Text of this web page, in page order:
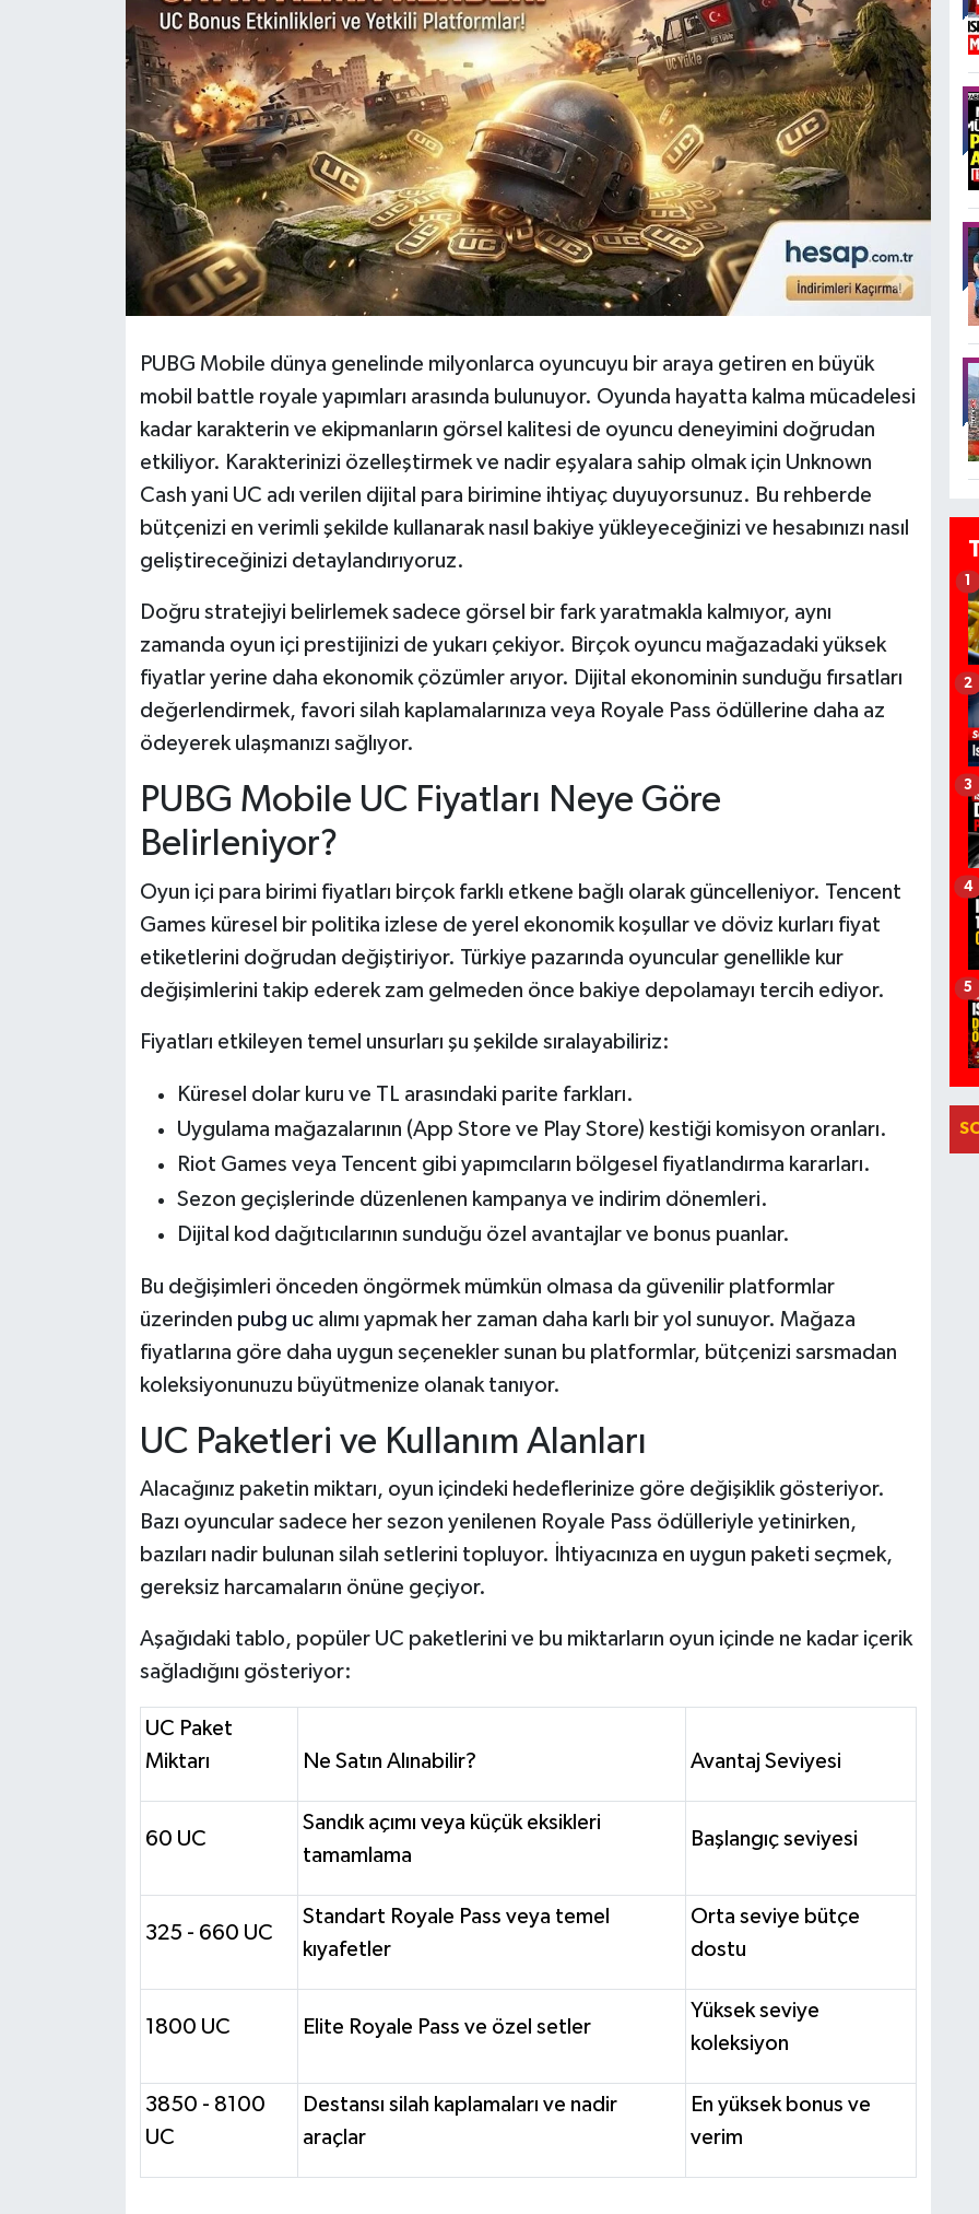
PUBG Mobile dünya genelinde milyonlarca oyuncuyu bir araya getiren en büyük
mobil battle royale yapımları arasında bulunuyor. Oyunda hayatta kalma mücadelesi
kadar karakterin ve ekipmanların görsel kalitesi de oyuncu deneyimini doğrudan
etkiliyor. Karakterinizi özelleştirmek ve nadir eşyalara sahip olmak için Unknown
Cash yani UC adı verilen dijital para birimine ihtiyaç duyuyorsunuz. Bu rehberde
bütçenizi en verimli şekilde kullanarak nasıl bakiye yükleyeceğinizi ve hesabınızı nasıl
geliştireceğinizi detaylandırıyoruz.
Doğru stratejiyi belirlemek sadece görsel bir fark yaratmakla kalmıyor, aynı
zamanda oyun içi prestijinizi de yukarı çekiyor. Birçok oyuncu mağazadaki yüksek
fiyatlar yerine daha ekonomik çözümler arıyor. Dijital ekonominin sunduğu fırsatları
değerlendirmek, favori silah kaplamalarınıza veya Royale Pass ödüllerine daha az
ödeyerek ulaşmanızı sağlıyor.
PUBG Mobile UC Fiyatları Neye Göre
Belirleniyor?
Oyun içi para birimi fiyatları birçok farklı etkene bağlı olarak güncelleniyor. Tencent
Games küresel bir politika izlese de yerel ekonomik koşullar ve döviz kurları fiyat
etiketlerini doğrudan değiştiriyor. Türkiye pazarında oyuncular genellikle kur
değişimlerini takip ederek zam gelmeden önce bakiye depolamayı tercih ediyor.
Fiyatları etkileyen temel unsurları şu şekilde sıralayabiliriz:
Küresel dolar kuru ve TL arasındaki parite farkları.
Uygulama mağazalarının (App Store ve Play Store) kestiği komisyon oranları.
Riot Games veya Tencent gibi yapımcıların bölgesel fiyatlandırma kararları.
Sezon geçişlerinde düzenlenen kampanya ve indirim dönemleri.
Dijital kod dağıtıcılarının sunduğu özel avantajlar ve bonus puanlar.
Bu değişimleri önceden öngörmek mümkün olmasa da güvenilir platformlar
üzerinden pubg ucalımı yapmak her zaman daha karlı bir yol sunuyor. Mağaza
fiyatlarına göre daha uygun seçenekler sunan bu platformlar, bütçenizi sarsmadan
koleksiyonunuzu büyütmenize olanak tanıyor.
UC Paketleri ve Kullanım Alanları
Alacağınız paketin miktarı, oyun içindeki hedeflerinize göre değişiklik gösteriyor.
Bazı oyuncular sadece her sezon yenilenen Royale Pass ödülleriyle yetinirken,
bazıları nadir bulunan silah setlerini topluyor. İhtiyacınıza en uygun paketi seçmek,
gereksiz harcamaların önüne geçiyor.
Aşağıdaki tablo, popüler UC paketlerini ve bu miktarların oyun içinde ne kadar içerik
sağladığını gösteriyor:
UC Paket
Miktarı
Ne Satın Alınabilir? Avantaj Seviyesi
60 UC
Sandık açımı veya küçük eksikleri
tamamlama
Başlangıç seviyesi
325 - 660 UC
Standart Royale Pass veya temel
kıyafetler
Orta seviye bütçe
dostu
1800 UC Elite Royale Pass ve özel setler
Yüksek seviye
koleksiyon
3850 - 8100
UC
Destansı silah kaplamaları ve nadir
araçlar
En yüksek bonus ve
verim
2
3
4
5
HABERDE İNSAN
KÜLTÜR SANAT
MAGAZİN
POLİTİKA
RESMİ İLANLAR
Tarihi Yapılarımız